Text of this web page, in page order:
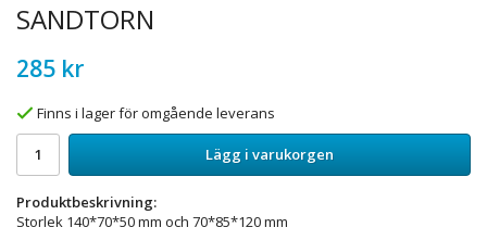
SANDTORN
285 kr
Finns i lager för omgående leverans
Lägg i varukorgen
Produktbeskrivning:
Storlek 140*70*50 mm och 70*85*120 mm